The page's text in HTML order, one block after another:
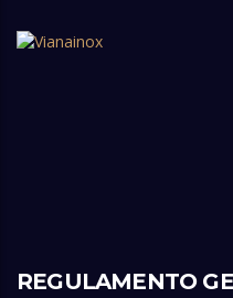
REGULAMENTO